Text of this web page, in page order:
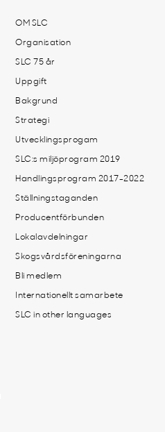
OM SLC
Organisation
SLC 75 år
Uppgift
Bakgrund
Strategi
Utvecklingsprogam
SLC:s miljöprogram 2019
Handlingsprogram 2017-2022
Ställningstaganden
Producentförbunden
Lokalavdelningar
Skogsvårdsföreningarna
Bli medlem
Internationellt samarbete
SLC in other languages